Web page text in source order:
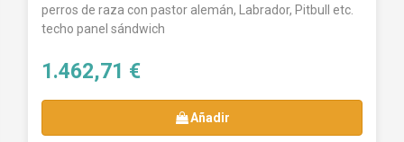
perros de raza con pastor alemán, Labrador, Pitbull etc.
techo panel sándwich
1.462,71 €
Añadir